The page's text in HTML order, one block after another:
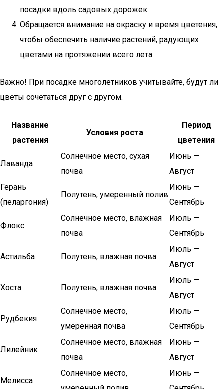
посадки вдоль садовых дорожек.
Обращается внимание на окраску и время цветения,
чтобы обеспечить наличие растений, радующих
цветами на протяжении всего лета.
Важно! При посадке многолетников учитывайте, будут ли
цветы сочетаться друг с другом.
Название
растения
Условия роста
Период
цветения
Лаванда
Солнечное место, сухая
почва
Июнь —
Август
Герань
(пеларгония)
Полутень, умеренный полив
Июнь —
Сентябрь
Флокс
Солнечное место, влажная
почва
Июль —
Сентябрь
Астильба Полутень, влажная почва
Июль —
Август
Хоста Полутень, влажная почва
Июль —
Август
Рудбекия
Солнечное место,
умеренная почва
Июль —
Сентябрь
Лилейник
Солнечное место, влажная
почва
Июнь —
Август
Мелисса
Солнечное место,
Июнь —